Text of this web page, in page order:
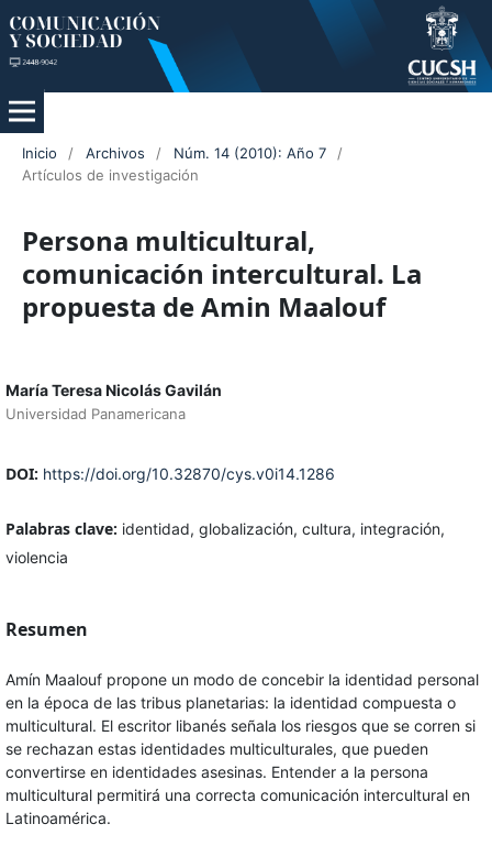
Inicio / Archivos / Núm. 14 (2010): Año 7
/
Artículos de investigación
Persona multicultural,
comunicación intercultural. La
propuesta de Amin Maalouf
María Teresa Nicolás Gavilán
Universidad Panamericana
DOI: https://doi.org/10.32870/cys.v0i14.1286
Palabras clave: identidad, globalización, cultura, integración,
violencia
Resumen
Amín Maalouf propone un modo de concebir la identidad personal
en la época de las tribus planetarias: la identidad compuesta o
multicultural. El escritor libanés señala los riesgos que se corren si
se rechazan estas identidades multiculturales, que pueden
convertirse en identidades asesinas. Entender a la persona
multicultural permitirá una correcta comunicación intercultural en
Latinoamérica.